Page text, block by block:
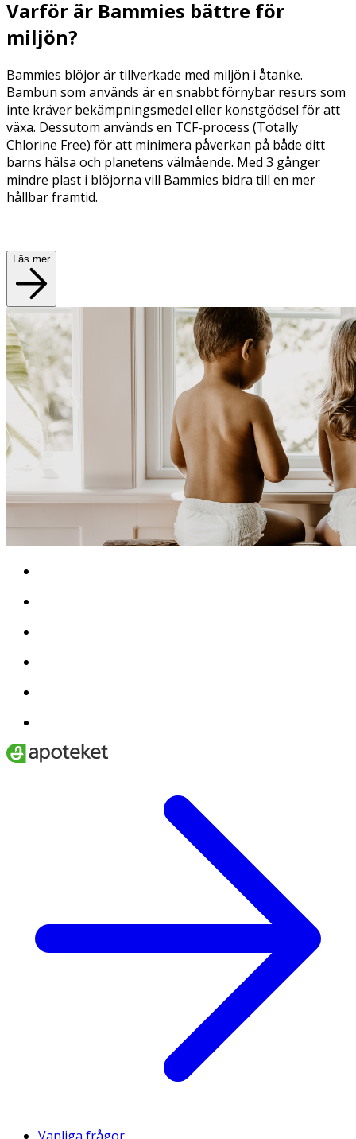
Varför är Bammies bättre för
miljön?
Bammies blöjorär tillverkade med miljön i åtanke.
Bambun som används är en snabbt förnybar resurs som
inte kräver bekämpningsmedel eller konstgödsel för att
växa. Dessutom används en TCF-process (Totally
Chlorine Free) för att minimera påverkan på både ditt
barns hälsa och planetens välmående. Med 3 gånger
mindre plast i blöjorna vill Bammies bidra till en mer
hållbar framtid.
Läs mer